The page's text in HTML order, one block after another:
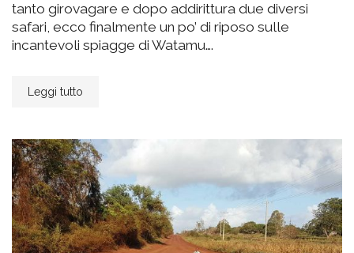
tanto girovagare e dopo addirittura due diversi
safari, ecco finalmente un po’ di riposo sulle
incantevoli spiagge di Watamu….
Leggi tutto